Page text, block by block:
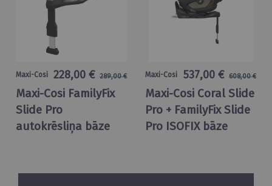
Maxi-Cosi 228,00 € 289,00 €
Maxi-Cosi FamilyFix
Slide Pro
autokrēsliņa bāze
Maxi-Cosi 537,00 € 608,00 €
Maxi-Cosi Coral Slide
Pro + FamilyFix Slide
Pro ISOFIX bāze